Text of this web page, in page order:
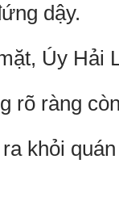
dậy.
Úy Hải
rõ ràng
khỏi